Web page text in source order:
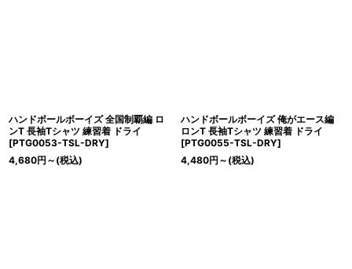
ハンドボールボーイズ 全国制覇編 ロ
ンT 長袖Tシャツ 練習着 ドライ
[PTG0053-TSL-DRY]
4,680円 ～ (税込)
ハンドボールボーイズ 俺がエース編
ロンT 長袖Tシャツ 練習着 ドライ
[PTG0055-TSL-DRY]
4,480円 ～ (税込)